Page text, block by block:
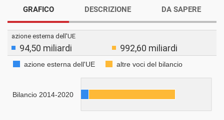
GRAFICO DESCRIZIONE DA SAPERE